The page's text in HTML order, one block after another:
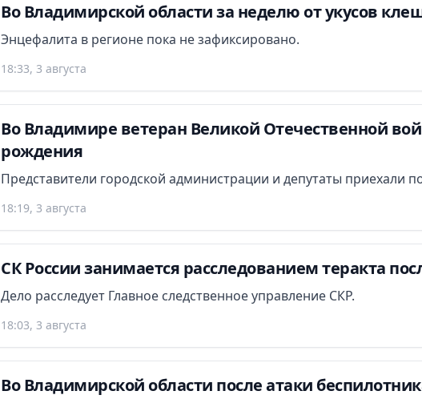
Во Владимирской области за неделю от укусов
Энцефалита в регионе пока не зафиксировано.
18:33, 3 августа
Во Владимире ветеран Великой Отечественной
рождения
Представители городской администрации и депутаты приехали
18:19, 3 августа
СК России занимается расследованием теракта
Дело расследует Главное следственное управление СКР.
18:03, 3 августа
Во Владимирской области после атаки